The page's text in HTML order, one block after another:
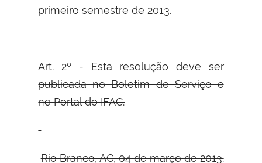
primeiro semestre de 2013.
Art. 2º - Esta resolução deve ser
publicada no Boletim de Serviço e
no Portal doIFAC.
Rio Branco, AC, 04 de março de 2013.